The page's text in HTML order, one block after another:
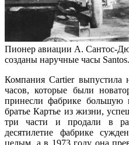
Пионер авиации А. Сантос-
созданы наручные часы Santos.
Компания Cartier выпустила
часов, которые были
принесли фабрике большую
братье Картье из жизни,
три части и продали в
десятилетие фабрике
целым, а в 1973 году она